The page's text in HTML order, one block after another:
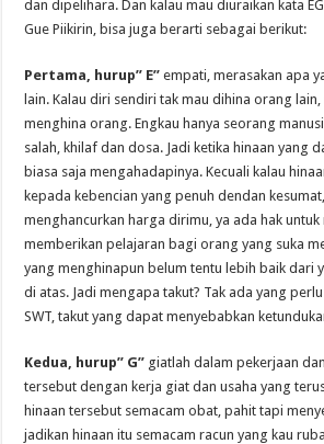
dan dipelihara. Dan kalau mau diuraikan kata
Gue Piikirin, bisa juga berarti sebagai berikut:
Pertama, hurup” E”empati, merasakan apa
lain. Kalau diri sendiri tak mau dihina orang
menghina orang. Engkau hanya seorang
salah, khilaf dan dosa. Jadi ketika hinaan yang
biasa saja mengahadapinya. Kecuali kalau
kepada kebencian yang penuh dendan
menghancurkan harga dirimu, ya ada hak
memberikan pelajaran bagi orang yang suka
yang menghinapun belum tentu lebih baik dari
di atas. Jadi mengapa takut? Tak ada yang
SWT, takut yang dapat menyebabkan
Kedua, hurup” G” giatlah dalam pekerjaan
tersebut dengan kerja giat dan usaha yang
hinaan tersebut semacam obat, pahit tapi
jadikan hinaan itu semacam racun yang kau